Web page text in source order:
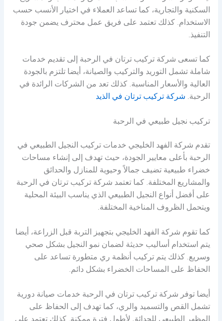
السكنية والتجارية، كما تساعد العملاء في اختيار الأنسب حسب
الاستخدام. كذلك تعتمد على فريق عمل محترف يضمن جودة
التنفيذ.
كما تسعى شركة تركيب ترتان في الرحبة إلى تقديم خدمات
شاملة تشمل التوريد والتركيب والصيانة، أيضا تلتزم بالجودة
العالية والأسعار المناسبة. كذلك تعد من الشركات الرائدة في
الرحبة. شركة تركيب ترتان في الذيد
تركيب نجيل طبيعي في الرحبة
تقدم شركة الفهد الخليجي خدمات تركيب النجيل الطبيعي في
الرحبة بأعلى معايير الجودة، حيث تهدف إلى إنشاء مساحات
خضراء طبيعية تضيف جمالاً وحيوية للمنازل والحدائق
والمشاريع المختلفة. كما تعتمد شركة تركيب ترتان في الرحبة
على أفضل أنواع النجيل الطبيعي الذي يناسب البيئة المحلية
ويتحمل الظروف المناخية المختلفة.
كما تقوم شركة الفهد الخليجي بتجهيز التربة قبل الزراعة، أيضا
يتم استخدام أساليب حديثة لضمان نمو النجيل بشكل صحي
وسريع. كذلك يتم تركيب أنظمة ري متطورة تساعد على
الحفاظ على المساحات الخضراء بشكل دائم.
أيضا توفر شركة تركيب ترتان في الرحبة خدمات صيانة دورية
تشمل القص والتسميد والري، كما تهدف إلى الحفاظ على